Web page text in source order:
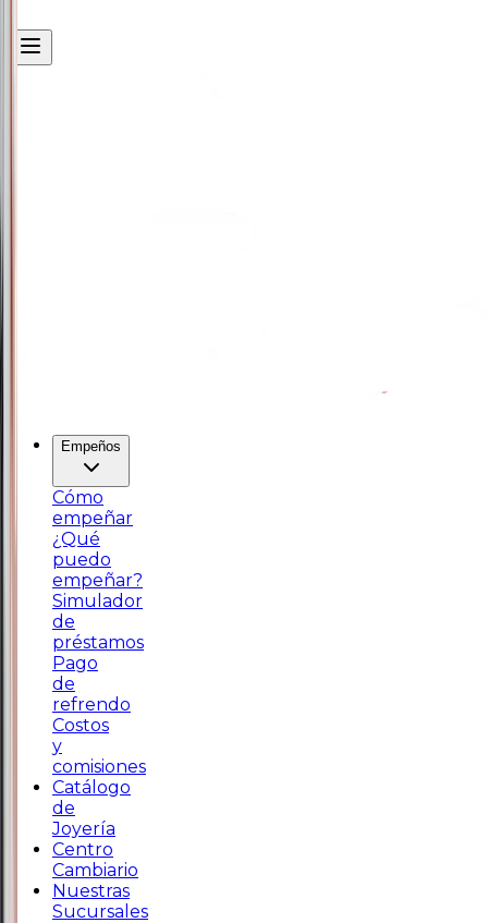
Empeños
Cómo
empeñar
¿Qué
puedo
empeñar?
Simulador
de
préstamos
Pago
de
refrendo
Costos
y
comisiones
Catálogo
de
Joyería
Centro
Cambiario
Nuestras
Sucursales